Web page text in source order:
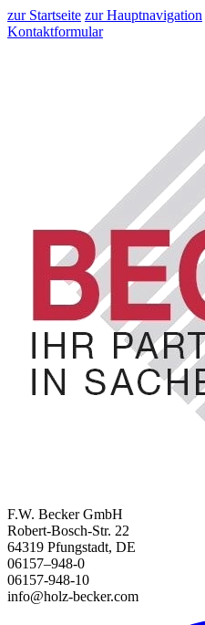
zur Startseite zur Hauptnavigation
Kontaktformular
F.W. Becker GmbH
Robert-Bosch-Str. 22
64319 Pfungstadt, DE
06157–948-0
06157-948-10
info@holz-becker.com